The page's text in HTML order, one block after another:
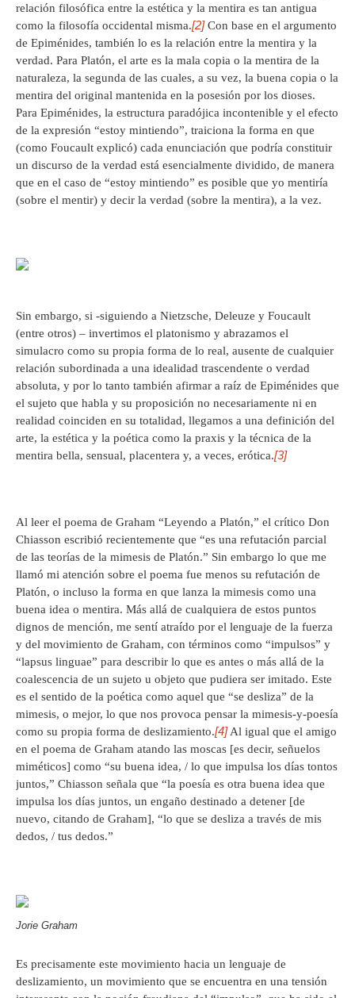
relación filosófica entre la estética y la mentira es tan antigua
como la filosofía occidental misma.[2]Con base en el argumento
de Epiménides, también lo es la relación entre la mentira y la
verdad. Para Platón, el arte es la mala copia o la mentira de la
naturaleza, la segunda de las cuales, a su vez, la buena copia o la
mentira del original mantenida en la posesión por los dioses.
Para Epiménides, la estructura paradójica incontenible y el efecto
de la expresión “estoy mintiendo”, traiciona la forma en que
(como Foucault explicó) cada enunciación que podría constituir
un discurso de la verdad está esencialmente dividido, de manera
que en el caso de “estoy mintiendo” es posible que yo mentiría
(sobre el mentir) y decir la verdad (sobre la mentira), a la vez.
Sin embargo, si -siguiendo a Nietzsche, Deleuze y Foucault
(entre otros) – invertimos el platonismo y abrazamos el
simulacro como su propia forma de lo real, ausente de cualquier
relación subordinada a una idealidad trascendente o verdad
absoluta, y por lo tanto también afirmar a raíz de Epiménides que
el sujeto que habla y su proposición no necesariamente ni en
realidad coinciden en su totalidad, llegamos a una definición del
arte, la estética y la poética como la praxis y la técnica de la
mentira bella, sensual, placentera y, a veces, erótica.[3]
Al leer el poema de Graham “Leyendo a Platón,” el crítico Don
Chiasson escribió recientemente que “es una refutación parcial
de las teorías de la mimesis de Platón.” Sin embargo lo que me
llamó mi atención sobre el poema fue menos su refutación de
Platón, o incluso la forma en que lanza la mimesis como una
buena idea o mentira. Más allá de cualquiera de estos puntos
dignos de mención, me sentí atraído por el lenguaje de la fuerza
y del movimiento de Graham, con términos como “impulsos” y
“lapsus linguae” para describir lo que es antes o más allá de la
coalescencia de un sujeto u objeto que pudiera ser imitado. Este
es el sentido de la poética como aquel que “se desliza” de la
mimesis, o mejor, lo que nos provoca pensar la mimesis-y-poesía
como su propia forma de deslizamiento.[4]Al igual que el amigo
en el poema de Graham atando las moscas [es decir, señuelos
miméticos] como “su buena idea, / lo que impulsa los días tontos
juntos,” Chiasson señala que “la poesía es otra buena idea que
impulsa los días juntos, un engaño destinado a detener [de
nuevo, citando de Graham], “lo que se desliza a través de mis
dedos, / tus dedos.”
Jorie Graham
Es precisamente este movimiento hacia un lenguaje de
deslizamiento, un movimiento que se encuentra en una tensión